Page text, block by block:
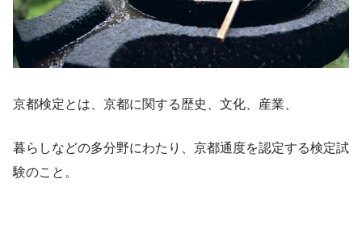
京都検定とは、京都に関する歴史、文化、産業、
暮らしなどの多分野にわたり、京都通度を認定する検定試
験のこと。